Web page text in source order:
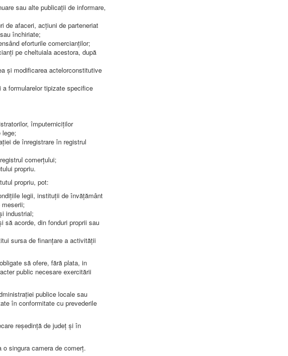
sau alte publicații de informare,
de afaceri, acțiuni de parteneriat
închiriate;
eforturile comercianților;
pe cheltuiala acestora, după
și modificarea actelorconstitutive
formularelor tipizate specifice
împuterniciților
lege;
de înregistrare în registrul
comerțului;
propriu.
propriu, pot:
legii, instituții de învățământ
industrial;
să acorde, din fonduri proprii sau
sursa de finanțare a activității
să ofere, fără plata, in
public necesare exercitării
publice locale sau
în conformitate cu prevederile
reședință de județ și în
singura camera de comerț.